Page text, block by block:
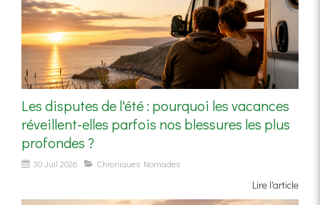
Les disputes de l'été : pourquoi les vacances
réveillent-elles parfois nos blessures les plus
profondes ?
30 Juil 2026 Chroniques Nomades
Lire l'article